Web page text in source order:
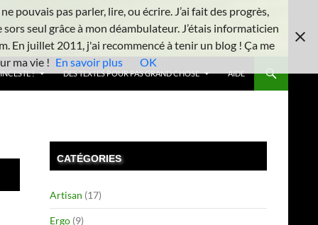
! DES TEXTES POUR PAS GRAND CHOSE AIDE
CATÉGORIES
Artisan (17)
Ergo (9)
pouvais pas parler, lire, ou écrire. J’ai fait des progrès,
seul grâce à mon déambulateur. J’étais informaticien
En juillet 2011, j'ai recommencé à tenir un blog ! Ça me
ma vie ! En savoir plus OK